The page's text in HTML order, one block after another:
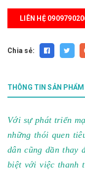
LIÊN HỆ
Chia sẻ:
THÔNG TIN SẢN PHẨM
Với sự phát triển
những thói quen
dân cũng dần thay
biệt với việc thanh